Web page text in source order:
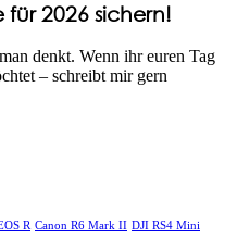
für 2026 sichern!
denkt. Wenn ihr euren Tag
– schreibt mir gern
R Canon R6 Mark II DJI RS4 Mini